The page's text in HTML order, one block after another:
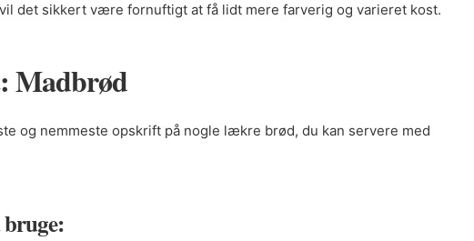
det sikkert være fornuftigt at få lidt mere farverig og varieret kost.
Madbrød
og nemmeste opskrift på nogle lækre brød, du kan servere med